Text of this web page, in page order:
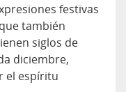
festivas
también
siglos de
diciembre,
el espíritu